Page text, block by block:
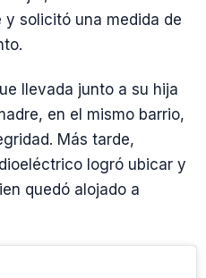
solicitó una medida de
llevada junto a su hija
en el mismo barrio,
Más tarde,
logró ubicar y
quedó alojado a